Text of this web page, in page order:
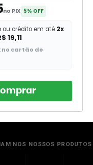
no PIX 5% OFF
ou crédito em até 2x
19,11
no cartão de